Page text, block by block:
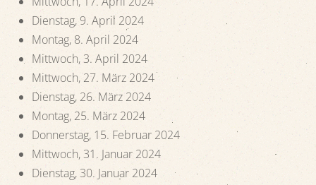
Dienstag, 9. April 2024
Montag, 8. April 2024
Mittwoch, 3. April 2024
Mittwoch, 27. März 2024
Dienstag, 26. März 2024
Montag, 25. März 2024
Donnerstag, 15. Februar 2024
Mittwoch, 31. Januar 2024
Dienstag, 30. Januar 2024